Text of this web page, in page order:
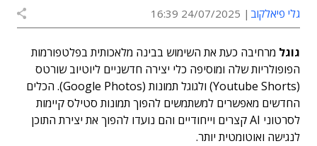
גלי פיאלקוב 24/07/2025 16:39
גוגל מרחיבה כעת את השימוש בבינה מלאכותית בפלטפורמות
הפופולריות שלה ומוסיפה כלי יצירה חדשניים ליוטיוב שורטס
(Youtube Shorts) ולגוגל תמונות (Google Photos). הכלים
החדשים מאפשרים למשתמשים להפוך תמונות סטילס קיימות
לסרטוני AI קצרים וייחודיים והם נועדו להפוך את יצירת התוכן
לנגישה ואוטומטית יותר.